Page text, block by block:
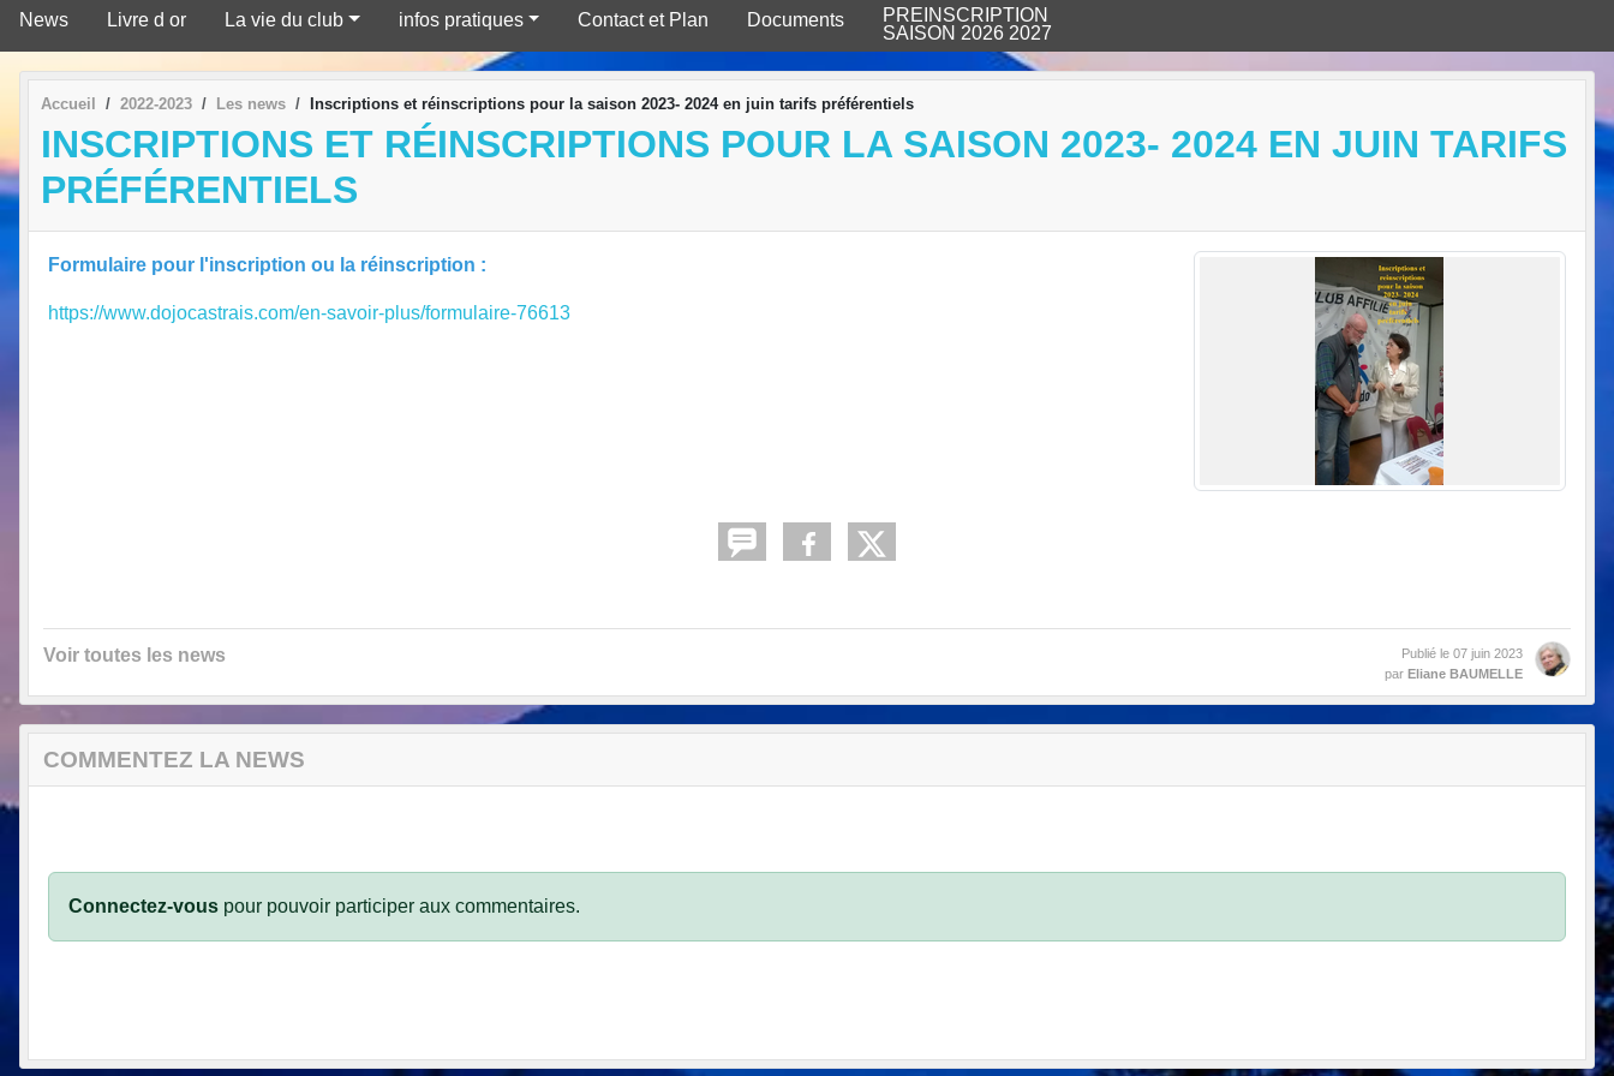
News Livre d or La vie du club infos pratiques Contact et Plan Documents
PREINSCRIPTION
SAISON 2026 2027
Accueil 2022-2023 Les news Inscriptions et réinscriptions pour la saison 2023- 2024 en juin tarifs préférentiels
INSCRIPTIONS ET RÉINSCRIPTIONS POUR LA SAISON 2023- 2024 EN JUIN TARIFS
PRÉFÉRENTIELS
Formulaire pour l'inscription ou la réinscription :
https://www.dojocastrais.com/en-savoir-plus/formulaire-76613
Voir toutes les news Publié le 07 juin 2023
par Eliane BAUMELLE
COMMENTEZ LA NEWS
Connectez-vous pour pouvoir participer aux commentaires.